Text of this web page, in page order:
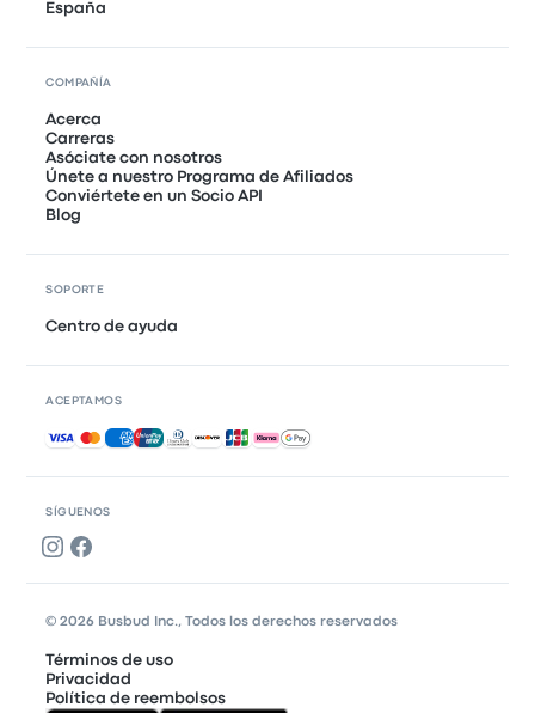
SÍGUENOS
España
COMPAÑÍA
Acerca
Carreras
Asóciate con nosotros
Únete a nuestro Programa de Afiliados
Conviértete en un Socio API
Blog
SOPORTE
Centro de ayuda
ACEPTAMOS
Pagos aceptados
© 2026 Busbud Inc., Todos los derechos reservados
Términos de uso
Privacidad
Política de reembolsos